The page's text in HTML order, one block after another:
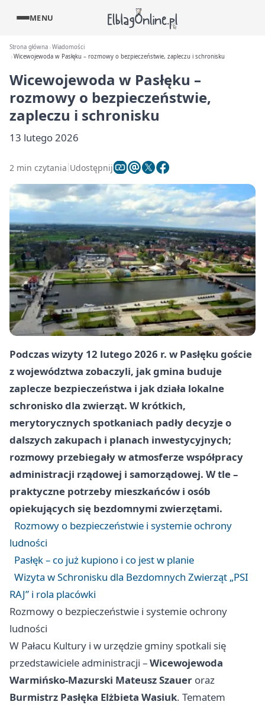
MENU
Strona główna Wiadomości
Wicewojewoda w Pasłęku – rozmowy o bezpieczeństwie, zapleczu i schronisku
Wicewojewoda w Pasłęku –
rozmowy o bezpieczeństwie,
zapleczu i schronisku
13 lutego 2026
2 min czytania Udostępnij
Podczas wizyty 12 lutego 2026 r. w Pasłęku goście
z województwa zobaczyli, jak gmina buduje
zaplecze bezpieczeństwa i jak działa lokalne
schronisko dla zwierząt. W krótkich,
merytorycznych spotkaniach padły decyzje o
dalszych zakupach i planach inwestycyjnych;
rozmowy przebiegały w atmosferze współpracy
administracji rządowej i samorządowej. W tle –
praktyczne potrzeby mieszkańców i osób
opiekujących się bezdomnymi zwierzętami.
Rozmowy o bezpieczeństwie i systemie ochrony
ludności
Pasłęk – co już kupiono i co jest w planie
Wizyta w Schronisku dla Bezdomnych Zwierząt „PSI
RAJ” i rola placówki
Rozmowy o bezpieczeństwie i systemie ochrony
ludności
W Pałacu Kultury i w urzędzie gminy spotkali się
przedstawiciele administracji –Wicewojewoda
Warmińsko‑Mazurski Mateusz Szauer oraz
Burmistrz Pasłęka Elżbieta Wasiuk. Tematem